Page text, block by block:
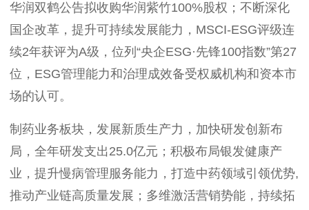
华润双鹤公告拟收购华润紫竹100%股权；不断深化
国企改革 ，提升可持续发展能力 ， MSCI-ESG评级连
续2年获评为A级，位列“央企ESG·先锋100指数”第27
位，ESG管理能力和治理成效备受权威机构和资本市
场的认可。
制药业务板块 ，发展新质生产力，加快研发创新布
局，全年研发支出25.0亿元 ；积极布局银发健康产
业，提升慢病管理服务能力，打造中药领域引领优势,
推动产业链高质量发展；多维激活营销势能，持续拓